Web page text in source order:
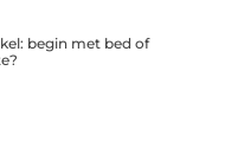
begin met bed of